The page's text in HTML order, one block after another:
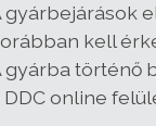
gyárbejárások
kell
gyárba történő
DDC online